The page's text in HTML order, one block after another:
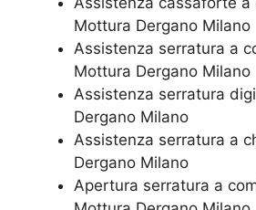
Mottura Dergano Milano
​Assistenza serratura​ ​a
Mottura Dergano Milano
Assistenza serratura
Dergano Milano
Assistenza serratura ​a
Dergano Milano
​Apertura serratura​ ​a